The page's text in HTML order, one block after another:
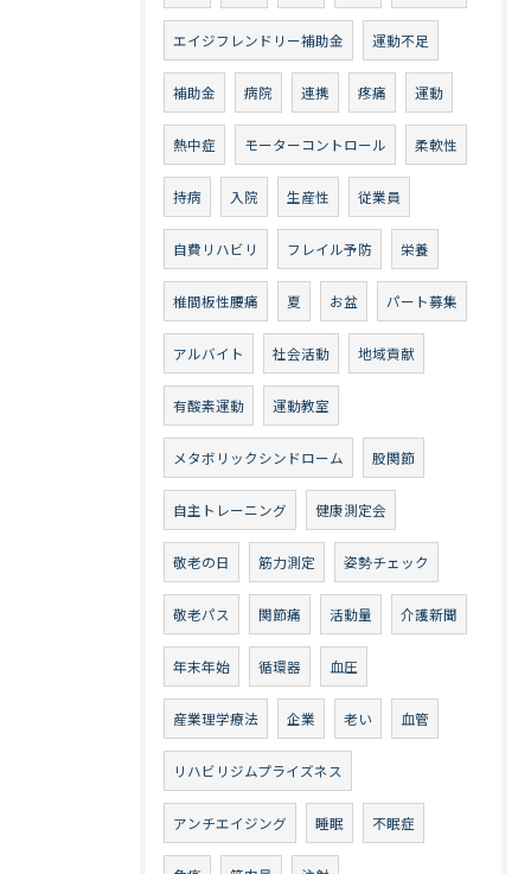
エイジフレンドリー補助金 運動不足
補助金 病院 連携 疼痛 運動
熱中症 モーターコントロール 柔軟性
持病 入院 生産性 従業員
自費リハビリ フレイル予防 栄養
椎間板性腰痛 夏 お盆 パート募集
アルバイト 社会活動 地域貢献
有酸素運動 運動教室
メタボリックシンドローム 股関節
自主トレーニング 健康測定会
敬老の日 筋力測定 姿勢チェック
敬老パス 関節痛 活動量 介護新聞
年末年始 循環器 血圧
産業理学療法 企業 老い 血管
リハビリジムプライズネス
アンチエイジング 睡眠 不眠症